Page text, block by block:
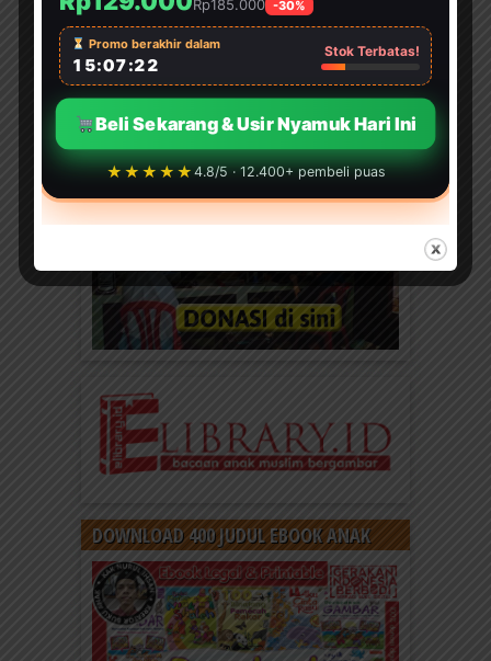
DOWNLOAD 400 JUDUL EBOOK ANAK
Rp185.000 -30%
Promo berakhir dalam
15:07:20
Stok Terbatas!
Beli Sekarang & Usir Nyamuk Hari Ini
★★★★★4.8/5 · 12.400+ pembeli puas